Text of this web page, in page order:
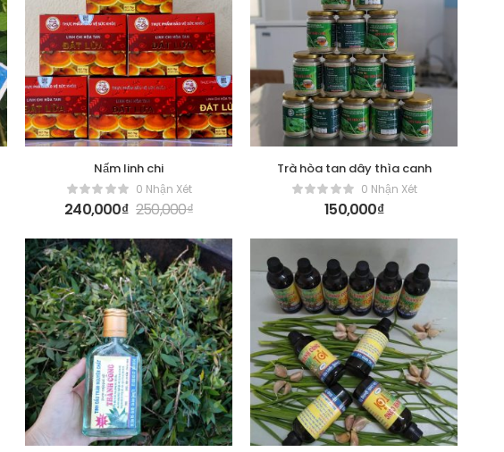
Nấm linh chi
0 Nhận Xét
240,000₫ 250,000₫
Trà hòa tan dây thìa canh
0 Nhận Xét
150,000₫